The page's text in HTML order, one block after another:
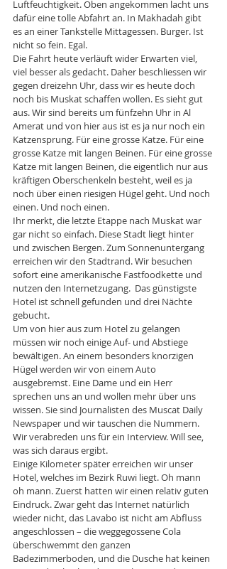
Luftfeuchtigkeit. Oben angekommen lacht uns
dafür eine tolle Abfahrt an. In Makhadah gibt
es an einer Tankstelle Mittagessen. Burger. Ist
nicht so fein. Egal.
Die Fahrt heute verläuft wider Erwarten viel,
viel besser als gedacht. Daher beschliessen wir
gegen dreizehn Uhr, dass wir es heute doch
noch bis Muskat schaffen wollen. Es sieht gut
aus. Wir sind bereits um fünfzehn Uhr in Al
Amerat und von hier aus ist es ja nur noch ein
Katzensprung. Für eine grosse Katze. Für eine
grosse Katze mit langen Beinen. Für eine grosse
Katze mit langen Beinen, die eigentlich nur aus
kräftigen Oberschenkeln besteht, weil es ja
noch über einen riesigen Hügel geht. Und noch
einen. Und noch einen.
Ihr merkt, die letzte Etappe nach Muskat war
gar nicht so einfach. Diese Stadt liegt hinter
und zwischen Bergen. Zum Sonnenuntergang
erreichen wir den Stadtrand. Wir besuchen
sofort eine amerikanische Fastfoodkette und
nutzen den Internetzugang.  Das günstigste
Hotel ist schnell gefunden und drei Nächte
gebucht.
Um von hier aus zum Hotel zu gelangen
müssen wir noch einige Auf- und Abstiege
bewältigen. An einem besonders knorzigen
Hügel werden wir von einem Auto
ausgebremst. Eine Dame und ein Herr
sprechen uns an und wollen mehr über uns
wissen. Sie sind Journalisten des Muscat Daily
Newspaper und wir tauschen die Nummern.
Wir verabreden uns für ein Interview. Will see,
was sich daraus ergibt.
Einige Kilometer später erreichen wir unser
Hotel, welches im Bezirk Ruwi liegt. Oh mann
oh mann. Zuerst hatten wir einen relativ guten
Eindruck. Zwar geht das Internet natürlich
wieder nicht, das Lavabo ist nicht am Abfluss
angeschlossen – die weggegossene Cola
überschwemmt den ganzen
Badezimmerboden, und die Dusche hat keinen